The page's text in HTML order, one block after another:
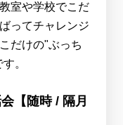
室や学校でこだ
ってチャレンジ
だけの"ぶっち
。
【随時 / 隔月